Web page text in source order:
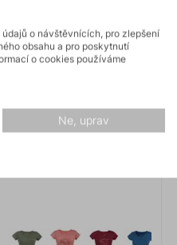
o návštěvnících, pro zlepšení
obsahu a pro poskytnutí
o cookies používáme
Ne, uprav